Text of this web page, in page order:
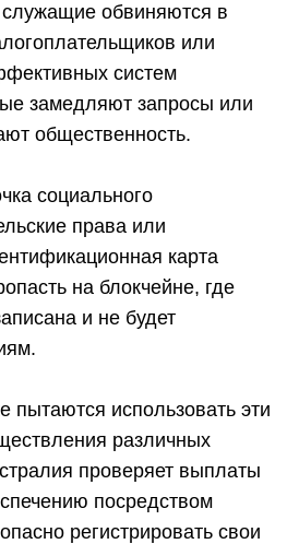
обвиняются в
или
систем
замедляют запросы или
общественность.
социального
права или
карта
на блокчейне, где
и не будет
пытаются использовать эти
различных
проверяет выплаты
посредством
регистрировать свои